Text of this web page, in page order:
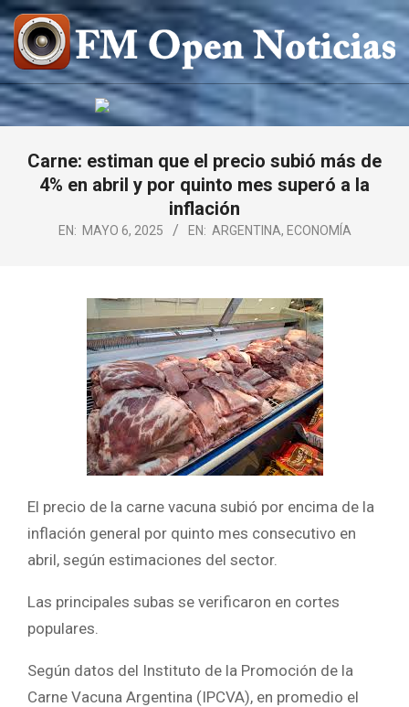
Saltar
al
contenido
FM
OPEN
NOTICIAS
Carne: estiman que el precio subió más de
4% en abril y por quinto mes superó a la
inflación
EN: MAYO 6, 2025 EN: ARGENTINA, ECONOMÍA
El precio de la carne vacuna subió por encima de la
inflación general por quinto mes consecutivo en
abril, según estimaciones del sector.
Las principales subas se verificaron en cortes
populares.
Según datos del Instituto de la Promoción de la
Carne Vacuna Argentina (IPCVA), en promedio el